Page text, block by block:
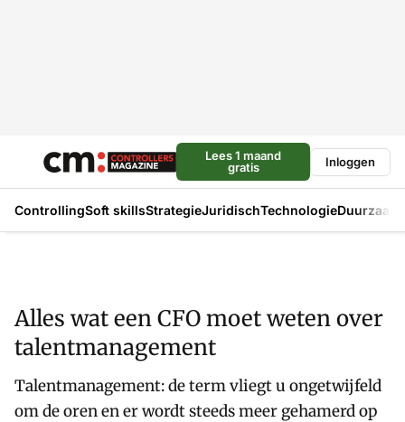
Lees 1 maand
gratis
Inloggen
ControllingSoft skillsStrategieJuridischTechnologie
Alles wat een CFO moet weten over
talentmanagement
Talentmanagement: de term vliegt u ongetwijfeld
om de oren en er wordt steeds meer gehamerd op